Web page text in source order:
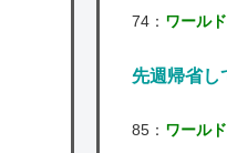
74： ワール
先週帰省し
85： ワール